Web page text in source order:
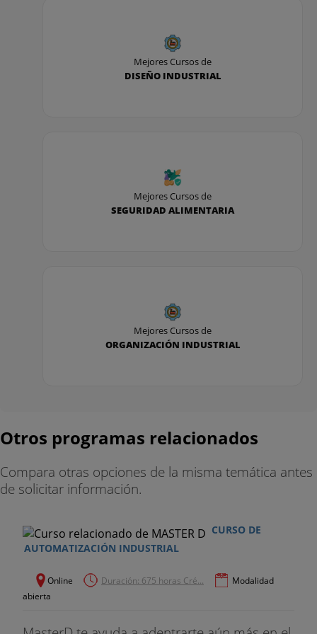
Realización de proyectos domóticos
4. Propuesta y replanteo
5. Dibujo de los planos y esquemas de
8. Entrega de documentación
Programación de procesos automatizados
1. Autómatas programables
3. GRAFCET
4. Simatic Step7
Comunicaciones y tecnología OPC
Mejores Cursos de
DISEÑO INDUSTRIAL
Mejores Cursos de
SEGURIDAD ALIMENTARIA
Mejores Cursos de
ORGANIZACIÓN INDUSTRIAL
Otros programas relacionados
Compara otras opciones de la misma temática antes
de solicitar información.
CURSO DE
AUTOMATIZACIÓN INDUSTRIAL
Online Duración: 675 horas Cré...
Modalidad
abierta